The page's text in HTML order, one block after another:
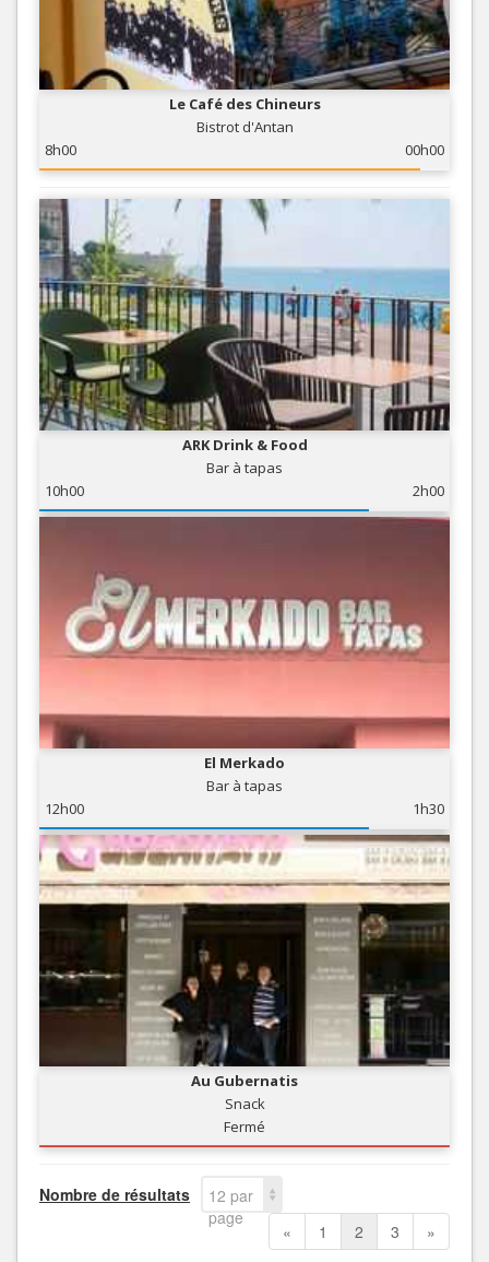
Le Café des Chineurs
Bistrot d'Antan
8h00
00h00
ARK Drink & Food
Bar à tapas
10h00
2h00
El Merkado
Bar à tapas
12h00
1h30
Au Gubernatis
Snack
Fermé
Nombre de résultats
12 par
page
« 1 2 3 »